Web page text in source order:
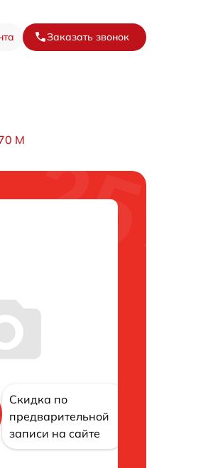
Заказать звонок
M
Скидка по
предварительной
записи на сайте